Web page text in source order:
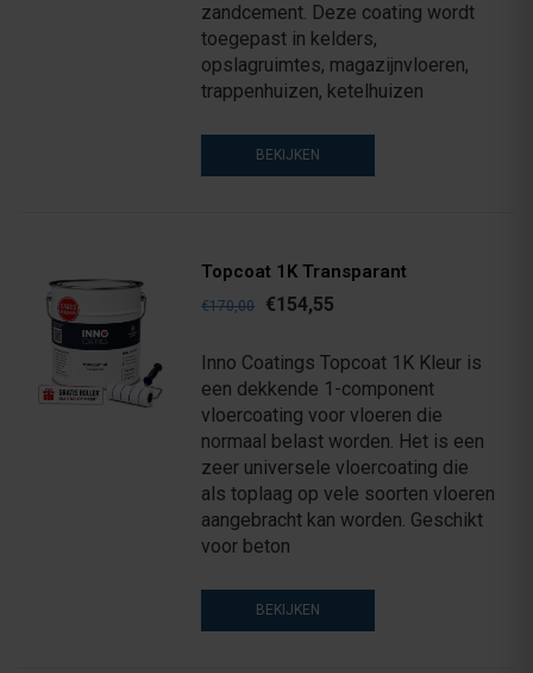
zandcement. Deze coating wordt
toegepast in kelders,
opslagruimtes, magazijnvloeren,
trappenhuizen, ketelhuizen
BEKIJKEN
Topcoat 1K Transparant
€170,00 €154,55
Inno Coatings Topcoat 1K Kleur is
een dekkende 1-component
vloercoating voor vloeren die
normaal belast worden. Het is een
zeer universele vloercoating die
als toplaag op vele soorten vloeren
aangebracht kan worden. Geschikt
voor beton
BEKIJKEN